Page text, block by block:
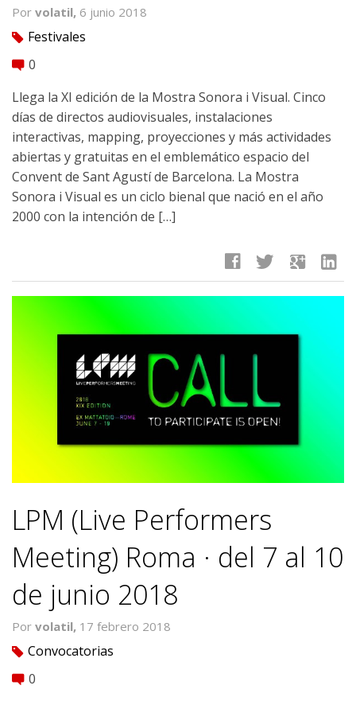
Por volatil, 6 junio 2018
tag Festivales
comment 0
Llega la XI edición de la Mostra Sonora i Visual. Cinco
días de directos audiovisuales, instalaciones
interactivas, mapping, proyecciones y más actividades
abiertas y gratuitas en el emblemático espacio del
Convent de Sant Agustí de Barcelona. La Mostra
Sonora i Visual es un ciclo bienal que nació en el año
2000 con la intención de […]
facebook twitter google linkedin
LPM (Live Performers
Meeting) Roma · del 7 al 10
de junio 2018
Por volatil, 17 febrero 2018
tag Convocatorias
comment 0